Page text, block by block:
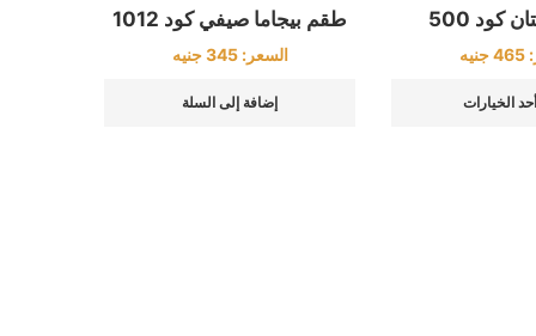
كود 500
465 جنيه
الخيارات
طقم بيجاما صيفي كود 1012
السعر:345 جنيه
إضافة إلى السلة